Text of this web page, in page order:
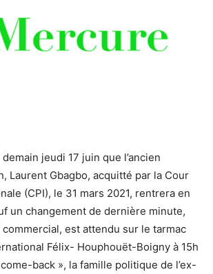
jeudi 17 juin que l’ancien
Laurent Gbagbo, acquitté par la Cour
(CPI), le 31 mars 2021, rentrera en
un changement de dernière minute,
est attendu sur le tarmac
Félix- Houphouët-Boigny à 15h
back », la famille politique de l’ex-